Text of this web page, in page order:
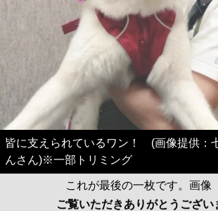
皆に支えられているワン！ (画像提供：
んさん)※一部トリミング
これが最後の一枚です。画像
ご覧いただきありがとうござい